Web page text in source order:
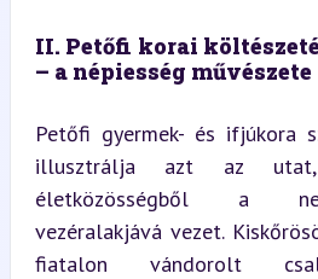
II. Petőfi korai
– a népiesség művészete
Petőfi gyermek- és ifjúkora
illusztrálja azt az
életközösségből a
vezéralakjává vezet.
fiatalon vándorolt